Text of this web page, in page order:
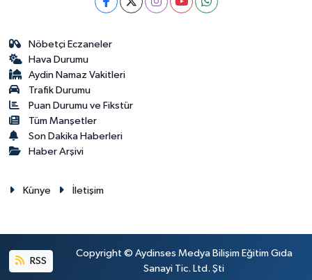
Nöbetçi Eczaneler
Hava Durumu
Aydin Namaz Vakitleri
Trafik Durumu
Puan Durumu ve Fikstür
Tüm Manşetler
Son Dakika Haberleri
Haber Arşivi
Künye İletişim
RSS
Copyright © Aydinses Medya Bilişim Eğitim Gıda
Sanayi Tic. Ltd. Şti